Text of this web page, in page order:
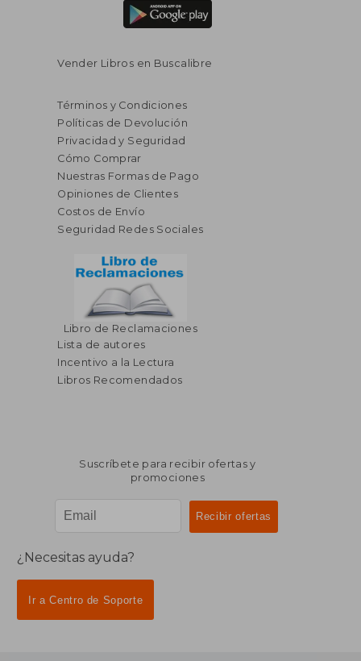
Vender Libros en Buscalibre
Términos y Condiciones
Políticas de Devolución
Privacidad y Seguridad
Cómo Comprar
Nuestras Formas de Pago
Opiniones de Clientes
Costos de Envío
Seguridad Redes Sociales
Libro de Reclamaciones
Lista de autores
Incentivo a la Lectura
Libros Recomendados
Suscríbete para recibir ofertas y
promociones
¿Necesitas ayuda?
Ir a Centro de Soporte